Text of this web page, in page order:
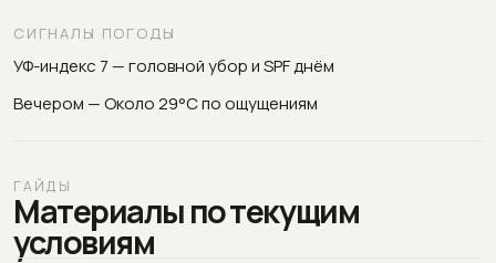
СИГНАЛЫ ПОГОДЫ
УФ-индекс 7 — головной убор и SPF днём
Вечером — Около 29°C по ощущениям
ГАЙДЫ
Материалы по текущим
условиям